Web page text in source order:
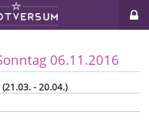
06.11.2016
- 20.04.)